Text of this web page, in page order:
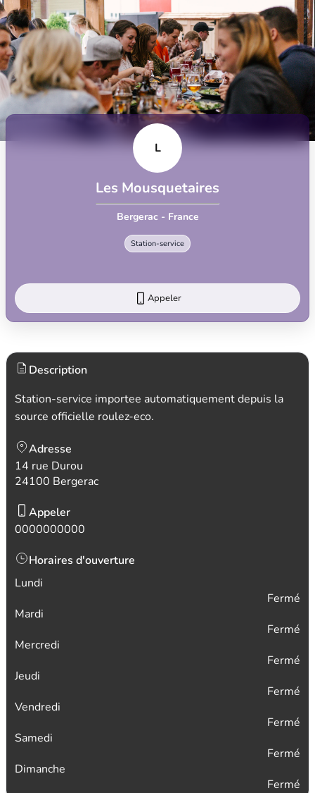
L
Les Mousquetaires
Bergerac - France
Station-service
Appeler
Description
Station-service importee automatiquement depuis la
source officielle roulez-eco.
Adresse
14 rue Durou
24100 Bergerac
Appeler
0000000000
Horaires d'ouverture
Lundi
Fermé
Mardi
Fermé
Mercredi
Fermé
Jeudi
Fermé
Vendredi
Fermé
Samedi
Fermé
Dimanche
Fermé